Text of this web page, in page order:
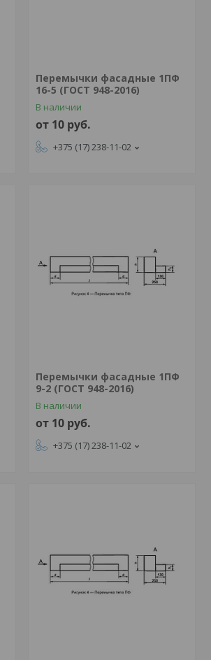
Перемычки фасадные 1ПФ
16-5 (ГОСТ 948-2016)
В наличии
от 10 руб.
+375 (17) 238-11-02
Перемычки фасадные 1ПФ
9-2 (ГОСТ 948-2016)
В наличии
от 10 руб.
+375 (17) 238-11-02